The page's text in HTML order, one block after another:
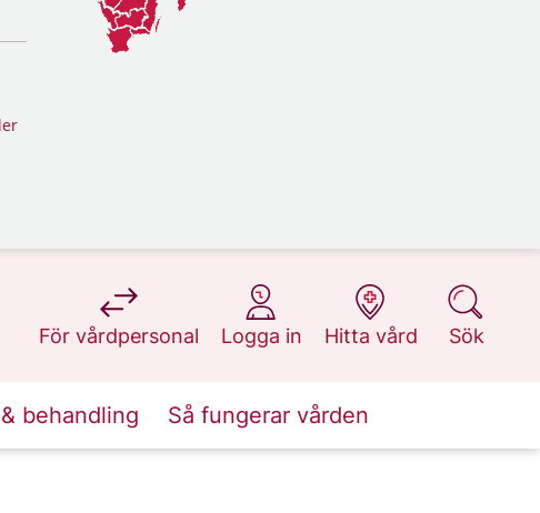
För vårdpersonal
på 1177.se
Logga in
på 1177.se
Hitta vård
på 1177.se
Sök
på 1177.se
behandling Så fungerar vården